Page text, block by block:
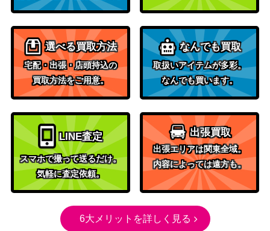
イリュージョン・オブ・
カオス (PSE) 【BACH-J
P034】
コナミ
（BATTLE OF CHAOS）
700
九字切りの呪符（20thS
E）【IGAS-JP066】
（IGNITION ASSAULT）
800
レッドアイズ・ブラック
CSE/25th）【ROTA-JP0
05】
コナミ
（RAGE OF THE
ABYSS）
1,800
結束と絆の魔導師（QCS
E/25th）【DUNE-JP00
0】
コナミ
（DUELIST NEXUS）
24,000
真エクゾディア（20thS
E）【YMAB-JP001】
（20th ANNIVERSARY
選べる買取方法
宅配・出張・店頭持込の
買取方法をご用意。
なんでも買取
取扱いアイテムが多彩。
なんでも買います。
LINE査定
スマホで撮って送るだけ。
気軽に査定依頼。
出張買取
出張エリアは関東全域。
内容によっては遠方も。
6大メリットを詳しく見る